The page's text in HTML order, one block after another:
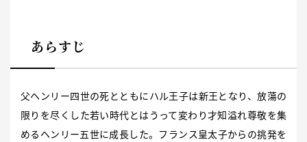
あらすじ
父ヘンリー四世の死とともにハル王子は新王となり、放蕩の
限りを尽くした若い時代とはうって変わり才知溢れ尊敬を集
めるヘンリー五世に成長した。フランス皇太子からの挑発を